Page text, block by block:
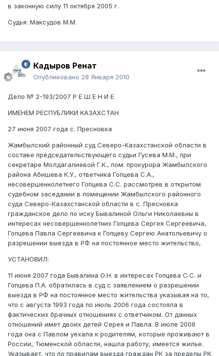
в законную силу 11 октября 2005 г.
Судья: Максудов М.М.
Кадыров Ренат
Опубликовано 28 Января 2010
Дело № 2-193/2007 Р Е Ш Е Н И Е
ИМЕНЕМ РЕСПУБЛИКИ КАЗАХСТАН
27 июня 2007 года с. Пресновка
Жамбылский районный суд Северо-Казахстанской области в
составе председательствующего судьи Гусева М.М., при
секретаре Молдагалиевой Г.К., пом. прокурора Жамбылского
района Абишева К.У., ответчика Гопцева С.А.,
несовершеннолетнего Гопцева С.С. рассмотрев в открытом
судебном заседании в помещении Жамбылского районного
суда Северо-Казахстанской области в с. Пресновка
гражданское дело по иску Бывалиной Ольги Николаевны в
интересах несовершеннолетних Гопцева Сергея Сергеевича,
Гопцева Павла Сергеевича к Гопцеву Сергею Анатольевичу о
разрешении выезда в РФ на постоянное место жительство,
УСТАНОВИЛ:
11 июня 2007 года Бывалина О.Н. в интересах Гопцева С.С. и
Гопцева П.А. обратилась в суд с заявлением о разрешении
выезда в РФ на постоянное место жительства указывая на то,
что с августа 1993 года по июль 2006 года состояла в
фактических брачных отношениях с ответчиком. От данных
отношений имет двоих детей Серея и Павла. В июле 2006
года она с Павлом уехала к родителям, которые проживают в
России, Тюменской области, нашла работу, имеется жилье.
Указывает, что по правилам выезда граждан РК за пределы РК